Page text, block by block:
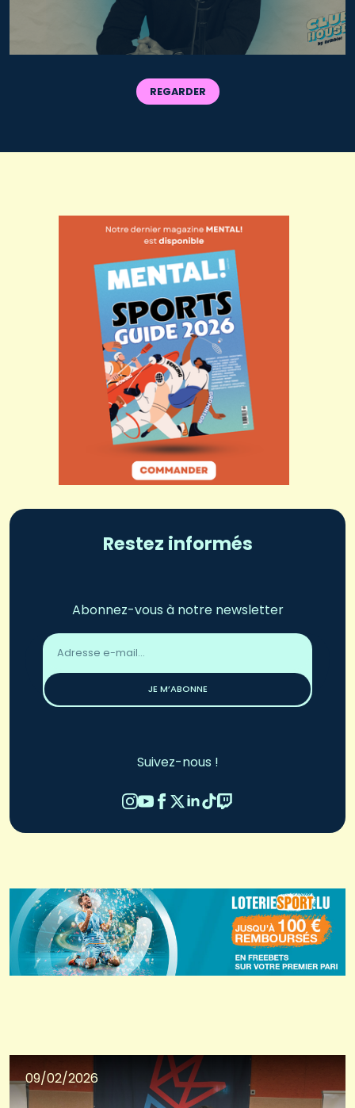
REGARDER
Restez informés
Abonnez-vous à notre newsletter
Adresse
email
JE M’ABONNE
Suivez-nous !
09/02/2026